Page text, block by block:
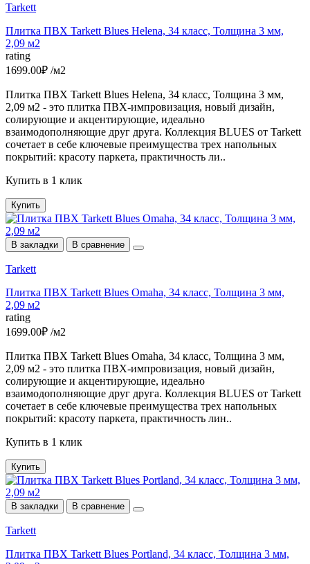
Tarkett
Плитка ПВХ Tarkett Blues Helena, 34 класс, Толщина 3 мм,
2,09 м2
rating
1699.00₽ /м2
Плитка ПВХ Tarkett Blues Helena, 34 класс, Толщина 3 мм,
2,09 м2 - это плитка ПВХ-импровизация, новый дизайн,
солирующие и акцентирующие, идеально
взаимодополняющие друг друга. Коллекция BLUES от Tarkett
сочетает в себе ключевые преимущества трех напольных
покрытий: красоту паркета, практичность ли..
Купить в 1 клик
Купить
В закладки В сравнение
Tarkett
Плитка ПВХ Tarkett Blues Omaha, 34 класс, Толщина 3 мм,
2,09 м2
rating
1699.00₽ /м2
Плитка ПВХ Tarkett Blues Omaha, 34 класс, Толщина 3 мм,
2,09 м2 - это плитка ПВХ-импровизация, новый дизайн,
солирующие и акцентирующие, идеально
взаимодополняющие друг друга. Коллекция BLUES от Tarkett
сочетает в себе ключевые преимущества трех напольных
покрытий: красоту паркета, практичность лин..
Купить в 1 клик
Купить
В закладки В сравнение
Tarkett
Плитка ПВХ Tarkett Blues Portland, 34 класс, Толщина 3 мм,